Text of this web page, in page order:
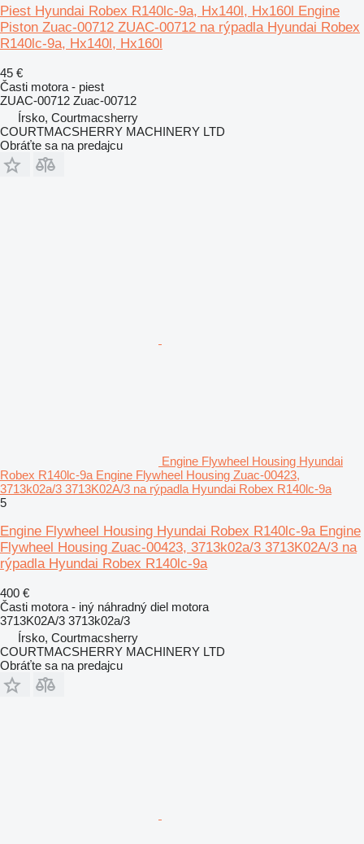
Piest Hyundai Robex R140lc-9a, Hx140l, Hx160l Engine
Piston Zuac-00712 ZUAC-00712 na rýpadla Hyundai Robex
R140lc-9a, Hx140l, Hx160l
45 €
Časti motora - piest
ZUAC-00712 Zuac-00712
Írsko, Courtmacsherry
COURTMACSHERRY MACHINERY LTD
Obráťte sa na predajcu
Engine Flywheel Housing Hyundai
Robex R140lc-9a Engine Flywheel Housing Zuac-00423,
3713k02a/3 3713K02A/3 na rýpadla Hyundai Robex R140lc-9a
5
Engine Flywheel Housing Hyundai Robex R140lc-9a Engine
Flywheel Housing Zuac-00423, 3713k02a/3 3713K02A/3 na
rýpadla Hyundai Robex R140lc-9a
400 €
Časti motora - iný náhradný diel motora
3713K02A/3 3713k02a/3
Írsko, Courtmacsherry
COURTMACSHERRY MACHINERY LTD
Obráťte sa na predajcu